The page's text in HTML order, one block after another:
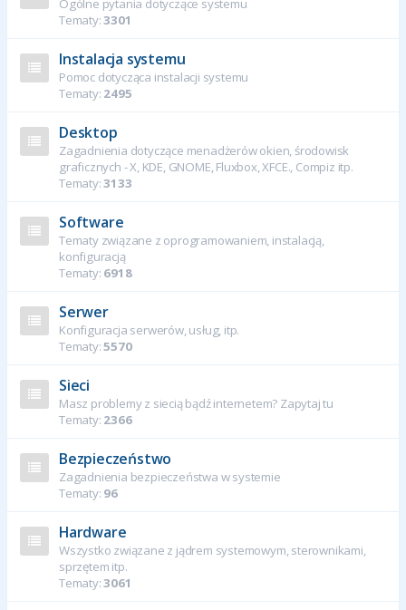
Ogólne pytania dotyczące systemu
Tematy:3301
Instalacja systemu
Pomoc dotycząca instalacji systemu
Tematy: 2495
Desktop
Zagadnienia dotyczące menadżerów okien, środowisk
graficznych - X, KDE, GNOME, Fluxbox, XFCE., Compiz itp.
Tematy:3133
Software
Tematy związane z oprogramowaniem, instalacją,
konfiguracją
Tematy: 6918
Serwer
Konfiguracja serwerów, usług, itp.
Tematy:5570
Sieci
Masz problemy z siecią bądź internetem? Zapytaj tu
Tematy: 2366
Bezpieczeństwo
Zagadnienia bezpieczeństwa w systemie
Tematy: 96
Hardware
Wszystko związane z jądrem systemowym, sterownikami,
sprzętem itp.
Tematy:3061